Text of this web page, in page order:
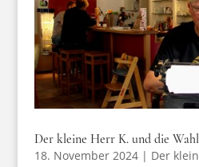
Der kleine Herr K. und die
18. November 2024| Der